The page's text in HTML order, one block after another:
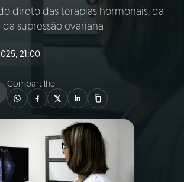
AO VIVO
direto das terapias hormonais, da
supressão ovariana
21:00
Compartilhe